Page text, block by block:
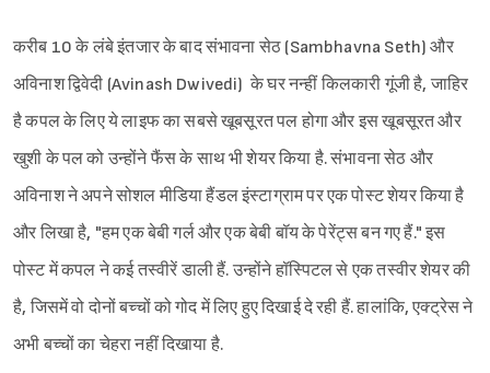
करीब 10 के लंबे इंतजार के बाद संभावना सेठ (Sambhavna Seth) और
अविनाश द्विवेदी (Avinash Dwivedi) के घर नन्हीं किलकारी गूंजी है, जाहिर
है कपल के लिए ये लाइफ का सबसे खूबसूरत पल होगा और इस खूबसूरत और
खुशी के पल को उन्होंने फैंस के साथ भी शेयर किया है. संभावना सेठ और
अविनाश ने अपने सोशल मीडिया हैंडल इंस्टाग्राम पर एक पोस्ट शेयर किया है
और लिखा है, "हम एक बेबी गर्ल और एक बेबी बॉय के पेरेंट्स बन गए हैं." इस
पोस्ट में कपल ने कई तस्वीरें डाली हैं. उन्होंने हॉस्पिटल से एक तस्वीर शेयर की
है, जिसमें वो दोनों बच्चों को गोद में लिए हुए दिखाई दे रही हैं. हालांकि, एक्ट्रेस ने
अभी बच्चों का चेहरा नहीं दिखाया है.